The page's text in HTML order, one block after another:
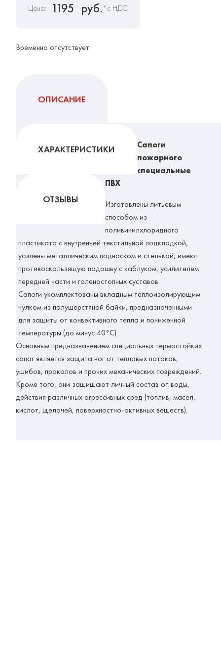
Цена: 1195 руб.*с НДС
Временно отсутствует
ОПИСАНИЕ
ХАРАКТЕРИСТИКИ
ОТЗЫВЫ
Сапоги
пожарного
специальные
ПВХ
Изготовлены литьевым
способом из
поливинилхлоридного
пластиката с внутренней текстильной подкладкой,
усилены металлическим подноском и стелькой, имеют
противоскользящую подошву с каблуком, усилителем
передней части и голеностопных суставов.
Сапоги укомплектованы вкладным теплоизолирующим
чулком из полушерстяной байки, предназначенными
для защиты от конвективного тепла и пониженной
температуры (до минус 40°С).
Основным предназначением специальных термостойких
сапог является защита ног от тепловых потоков,
ушибов, проколов и прочих механических повреждений.
Кроме того, они защищают личный состав от воды,
действия различных агрессивных сред (топлив, масел,
кислот, щелочей, поверхностно-активных веществ).